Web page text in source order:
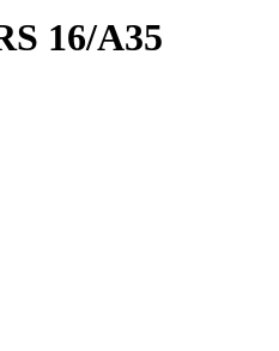
16/A35